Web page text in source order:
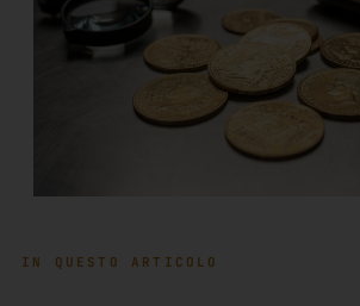
IN QUESTO ARTICOLO